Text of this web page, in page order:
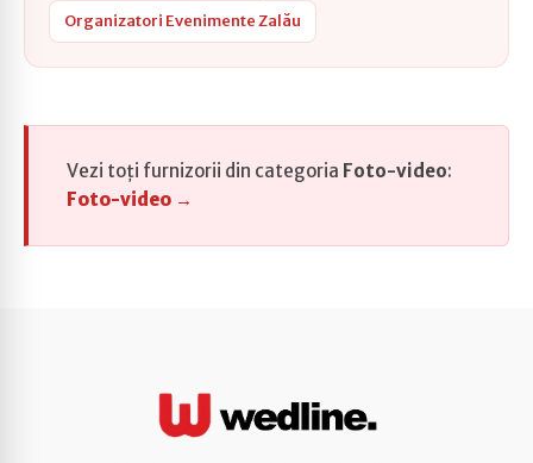
Organizatori Evenimente Zalău
Vezi toți furnizorii din categoria Foto-video:
Foto-video →